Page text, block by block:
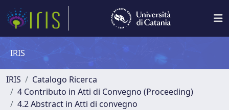
IRIS
IRIS
Catalogo Ricerca
4 Contributo in Atti di Convegno (Proceeding)
4.2 Abstract in Atti di convegno